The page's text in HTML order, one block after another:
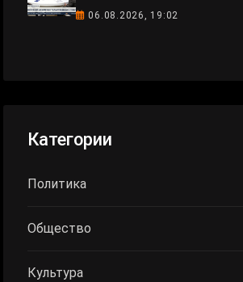
06.08.2026, 19:02
Категории
Политика
Общество
Культура